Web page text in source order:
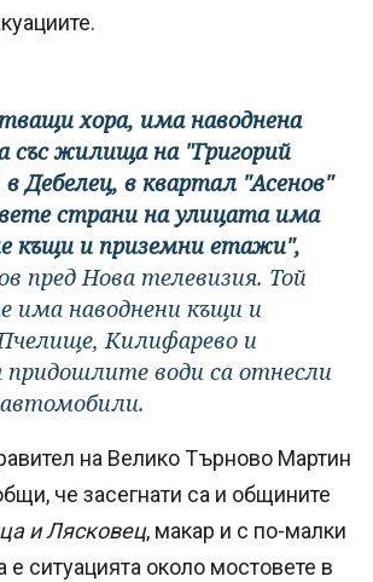
хора, има наводнена
със жилища на "Григорий
Дебелец, в квартал "Асенов"
страни на улицата има
къщи и приземни етажи",
пред Нова телевизия. Той
има наводнени къщи и
Килифарево и
придошлите води са отнесли
на Велико Търново Мартин
че засегнати са и общините
и Лясковец, макар и с по-малки
е ситуацията около мостовете в